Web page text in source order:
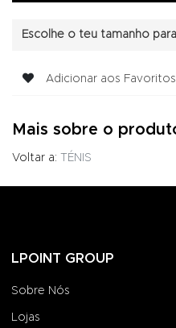
Escolhe o teu tamanho
Adicionar aos Favoritos
Mais sobre o
Voltar a: TÉNIS
LPOINT GROUP
Sobre Nós
Lojas